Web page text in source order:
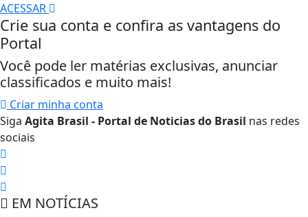
ACESSAR
Crie sua conta e confira as vantagens do
Portal
Você pode ler matérias exclusivas, anunciar
classificados e muito mais!
Criar minha conta
Siga Agita Brasil - Portal de Noticias do Brasil nas redes
sociais
EM NOTÍCIAS